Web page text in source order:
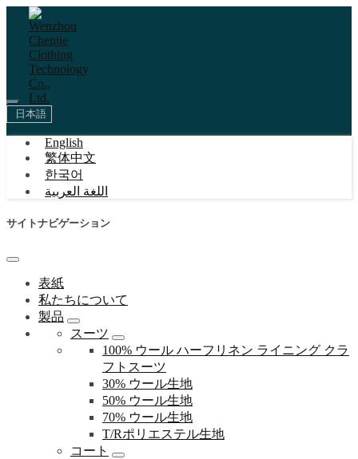
日本語
English
繁体中文
한국어
اللغة العربية
サイトナビゲーション
表紙
私たちについて
製品
スーツ
100% ウール ハーフリネン ライニング クラ
フトスーツ
30% ウール生地
50% ウール生地
70% ウール生地
T/Rポリエステル生地
コート